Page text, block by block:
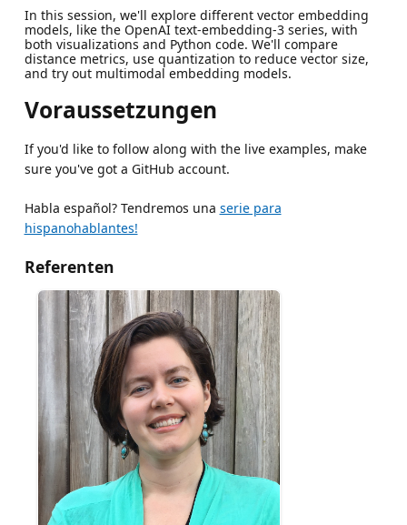
In this session, we'll explore different vector embedding
models, like the OpenAI text-embedding-3 series, with
both visualizations and Python code. We'll compare
distance metrics, use quantization to reduce vector size,
and try out multimodal embedding models.
Voraussetzungen
If you'd like to follow along with the live examples, make
sure you've got a GitHub account.
Habla español? Tendremos una serie para
hispanohablantes!
Referenten